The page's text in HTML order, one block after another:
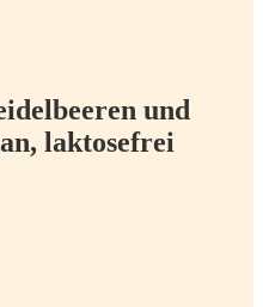
und
laktosefrei